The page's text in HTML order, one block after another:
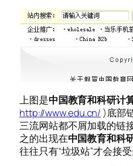
上图是中国教育和科研计
http://www.edu.cn/ )底部
三流网站都不屑加载的链
之的出现在中国教育和科
往往只有“垃圾站”才会接受